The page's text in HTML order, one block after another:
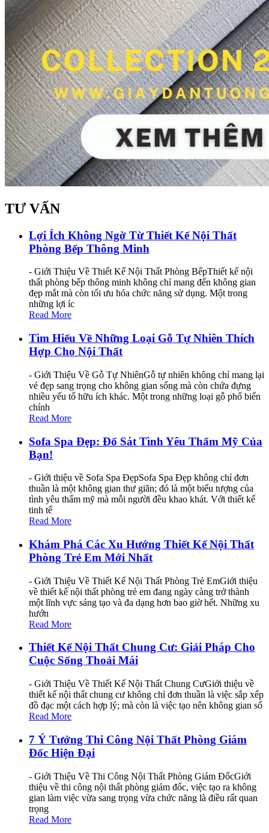
TƯ VẤN
Lợi Ích Không Ngờ Từ Thiết Kế Nội Thất
Phòng Bếp Thông Minh
- Giới Thiệu Về Thiết Kế Nội Thất Phòng BếpThiết kế nội
thất phòng bếp thông minh không chỉ mang đến không gian
đẹp mắt mà còn tối ưu hóa chức năng sử dụng. Một trong
những lợi íc
Read More
Tìm Hiểu Về Những Loại Gỗ Tự Nhiên Thích
Hợp Cho Nội Thất
- Giới Thiệu Về Gỗ Tự NhiênGỗ tự nhiên không chỉ mang lại
vẻ đẹp sang trọng cho không gian sống mà còn chứa đựng
nhiều yếu tố hữu ích khác. Một trong những loại gỗ phổ biến
chính
Read More
Sofa Spa Đẹp: Đổ Sát Tình Yêu Thẩm Mỹ Của
Bạn!
- Giới thiệu về Sofa Spa ĐẹpSofa Spa Đẹp không chỉ đơn
thuần là một không gian thư giãn; đó là một biểu tượng của
tình yêu thẩm mỹ mà mỗi người đều khao khát. Với thiết kế
tinh tế
Read More
Khám Phá Các Xu Hướng Thiết Kế Nội Thất
Phòng Trẻ Em Mới Nhất
- Giới Thiệu Về Thiết Kế Nội Thất Phòng Trẻ EmGiới thiệu
về thiết kế nội thất phòng trẻ em đang ngày càng trở thành
một lĩnh vực sáng tạo và đa dạng hơn bao giờ hết. Những xu
hướn
Read More
Thiết Kế Nội Thất Chung Cư: Giải Pháp Cho
Cuộc Sống Thoải Mái
- Giới Thiệu Về Thiết Kế Nội Thất Chung CưGiới thiệu về
thiết kế nội thất chung cư không chỉ đơn thuần là việc sắp xếp
đồ đạc một cách hợp lý; mà còn là việc tạo nên không gian số
Read More
7 Ý Tưởng Thi Công Nội Thất Phòng Giám
Đốc Hiện Đại
- Giới Thiệu Về Thi Công Nội Thất Phòng Giám ĐốcGiới
thiệu về thi công nội thất phòng giám đốc, việc tạo ra không
gian làm việc vừa sang trọng vừa chức năng là điều rất quan
trọng
Read More